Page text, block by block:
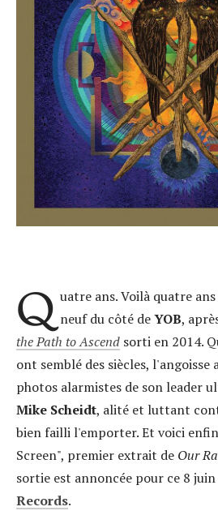
Q uatre ans. Voilà quatre
neuf du côté deYOB,
the Path to Ascend sorti en 2014.
ont semblé des siècles, l'angoisse
photos alarmistes de son leader
Mike Scheidt, alité et luttant
bien failli l'emporter. Et voici
Screen", premier extrait de Our
sortie est annoncée pour ce 8 juin
Records.